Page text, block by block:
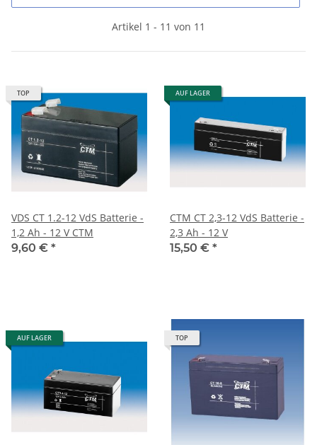
Artikel 1 - 11 von 11
TOP
VDS CT 1.2-12 VdS Batterie -
1,2 Ah - 12 V CTM
9,60 € *
AUF LAGER
CTM CT 2,3-12 VdS Batterie -
2,3 Ah - 12 V
15,50 € *
AUF LAGER TOP